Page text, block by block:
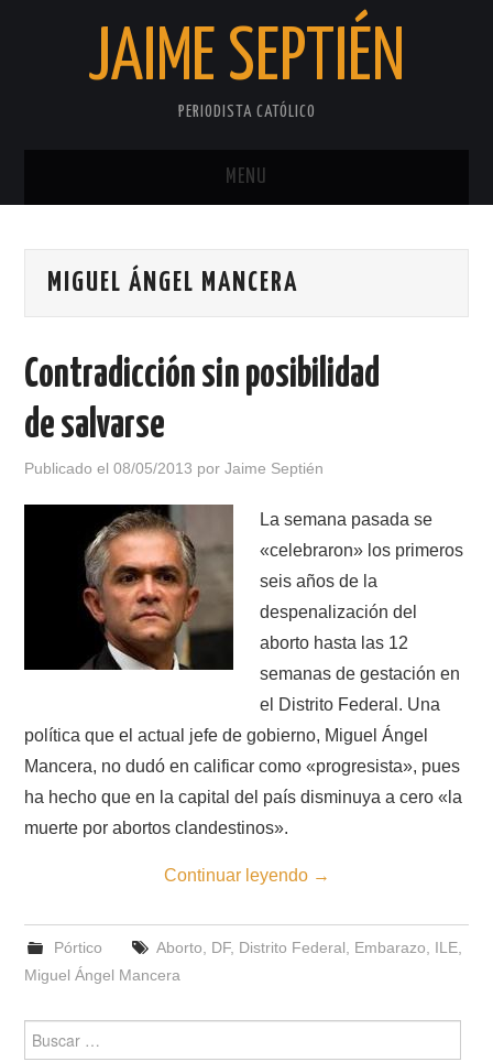
JAIME SEPTIÉN
PERIODISTA CATÓLICO
MENU
SOBRE EL AUTOR
MIGUEL ÁNGEL MANCERA
Contradicción sin posibilidad
de salvarse
Publicado el08/05/2013 porJaime Septién
La semana pasada se
«celebraron» los primeros
seis años de la
despenalización del
aborto hasta las 12
semanas de gestación en
el Distrito Federal. Una
política que el actual jefe de gobierno, Miguel Ángel
Mancera, no dudó en calificar como «progresista», pues
ha hecho que en la capital del país disminuya a cero «la
muerte por abortos clandestinos».
Continuar leyendo →
Pórtico Aborto DF, Distrito Federal Embarazo ILE,
Miguel Ángel Mancera
para: